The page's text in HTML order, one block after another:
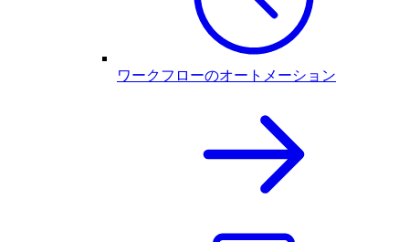
ワークフローのオートメーション